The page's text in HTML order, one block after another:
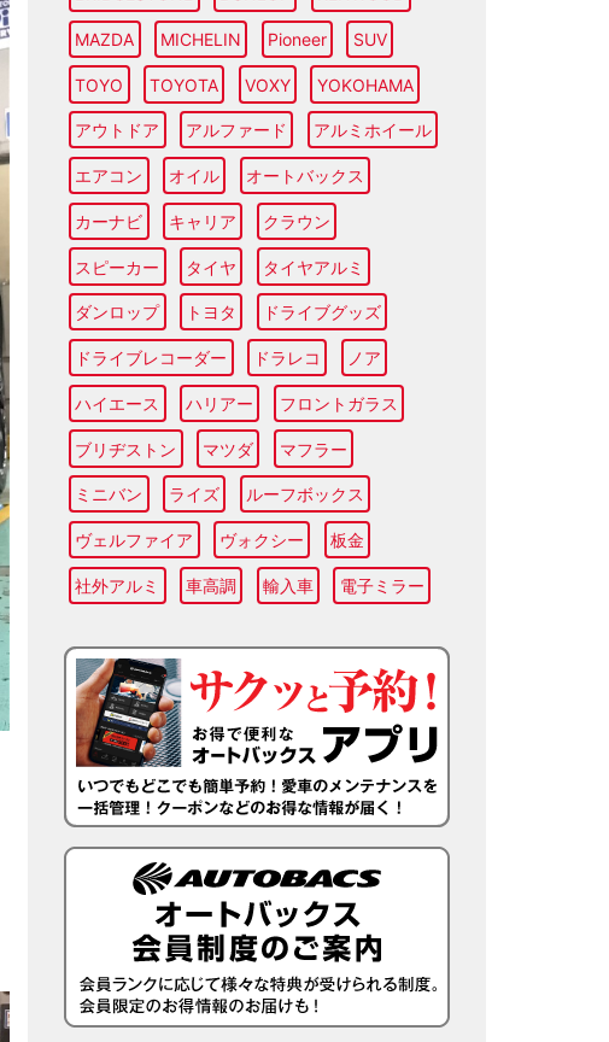
MAZDA MICHELIN Pioneer SUV
TOYO TOYOTA VOXY YOKOHAMA
アウトドア アルファード アルミホイール
エアコン オイル オートバックス
カーナビ キャリア クラウン
スピーカー タイヤ タイヤアルミ
ダンロップ トヨタ ドライブグッズ
ドライブレコーダー ドラレコ ノア
ハイエース ハリアー フロントガラス
ブリヂストン マツダ マフラー
ミニバン ライズ ルーフボックス
ヴェルファイア ヴォクシー 板金
社外アルミ 車高調 輸入車 電子ミラー